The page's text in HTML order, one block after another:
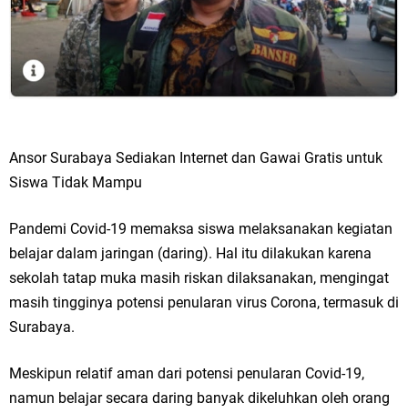
Ansor Surabaya Sediakan Internet dan Gawai Gratis untuk
Siswa Tidak Mampu
Pandemi Covid-19 memaksa siswa melaksanakan kegiatan
belajar dalam jaringan (daring). Hal itu dilakukan karena
sekolah tatap muka masih riskan dilaksanakan, mengingat
masih tingginya potensi penularan virus Corona, termasuk di
Surabaya.
Meskipun relatif aman dari potensi penularan Covid-19,
namun belajar secara daring banyak dikeluhkan oleh orang